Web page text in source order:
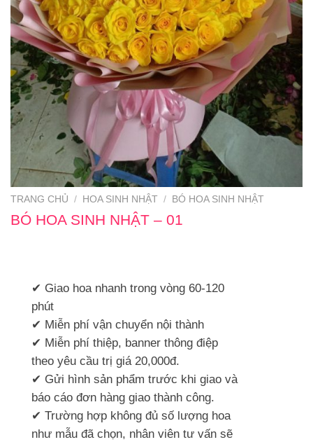
TRANG CHỦ / HOA SINH NHẬT / BÓ HOA SINH NHẬT
BÓ HOA SINH NHẬT – 01
✔ Giao hoa nhanh trong vòng 60-120
phút
✔ Miễn phí vận chuyển nội thành
✔ Miễn phí thiệp, banner thông điệp
theo yêu cầu trị giá 20,000đ.
✔ Gửi hình sản phẩm trước khi giao và
báo cáo đơn hàng giao thành công.
✔ Trường hợp không đủ số lượng hoa
như mẫu đã chọn, nhân viên tư vấn sẽ